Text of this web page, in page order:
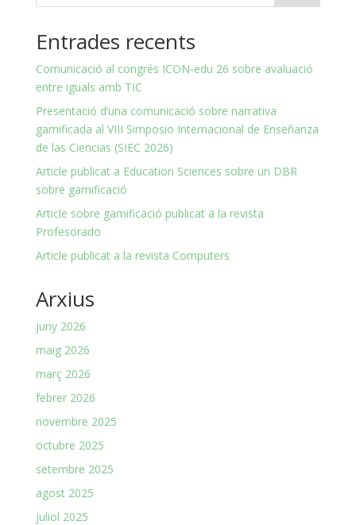
Entrades recents
Comunicació al congrés ICON-edu 26 sobre avaluació
entre iguals amb TIC
Presentació d’una comunicació sobre narrativa
gamificada al VIII Simposio Internacional de Enseñanza
de las Ciencias (SIEC 2026)
Article publicat a Education Sciences sobre un DBR
sobre gamificació
Article sobre gamificació publicat a la revista
Profesorado
Article publicat a la revista Computers
Arxius
juny 2026
maig 2026
març 2026
febrer 2026
novembre 2025
octubre 2025
setembre 2025
agost 2025
juliol 2025